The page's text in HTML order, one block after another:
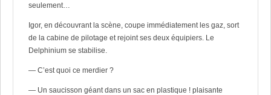
seulement…
Igor, en découvrant la scène, coupe immédiatement les gaz, sort
de la cabine de pilotage et rejoint ses deux équipiers. Le
Delphinium se stabilise.
— C’est quoi ce merdier ?
— Un saucisson géant dans un sac en plastique ! plaisante